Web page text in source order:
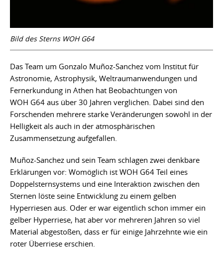
Bild des Sterns WOH G64
Das Team um Gonzalo Muñoz-Sanchez vom Institut für
Astronomie, Astrophysik, Weltraumanwendungen und
Fernerkundung in Athen hat Beobachtungen von
WOH G64 aus über 30 Jahren verglichen. Dabei sind den
Forschenden mehrere starke Veränderungen sowohl in der
Helligkeit als auch in der atmosphärischen
Zusammensetzung aufgefallen.
Muñoz-Sanchez und sein Team schlagen zwei denkbare
Erklärungen vor: Womöglich ist WOH G64 Teil eines
Doppelsternsystems und eine Interaktion zwischen den
Sternen löste seine Entwicklung zu einem gelben
Hyperriesen aus. Oder er war eigentlich schon immer ein
gelber Hyperriese, hat aber vor mehreren Jahren so viel
Material abgestoßen, dass er für einige Jahrzehnte wie ein
roter Überriese erschien.